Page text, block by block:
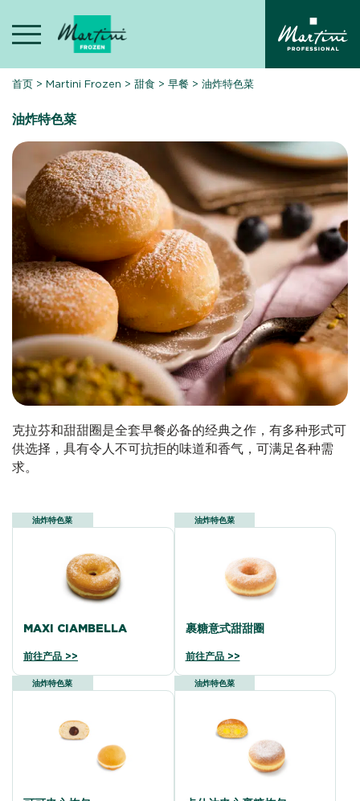
content
首页 >Martini Frozen >甜食 >早餐 >油炸特色菜
油炸特色菜
克拉芬和甜甜圈是全套早餐必备的经典之作，有多种形式可
供选择，具有令人不可抗拒的味道和香气，可满足各种需
求。
油炸特色菜
MAXI CIAMBELLA
前往产品 >>
油炸特色菜
裹糖意式甜甜圈
前往产品 >>
油炸特色菜 油炸特色菜